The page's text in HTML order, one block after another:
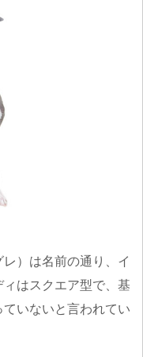
）は名前の通り、イ
はスクエア型で、基
いないと言われてい